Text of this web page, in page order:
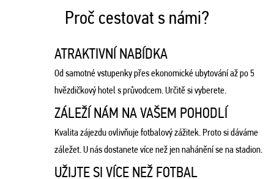
Proč cestovat s námi?
ATRAKTIVNÍ NABÍDKA
Od samotné vstupenky přes ekonomické ubytování až po 5
hvězdičkový hotel s průvodcem. Určitě si vyberete.
ZÁLEŽÍ NÁM NA VAŠEM POHODLÍ
Kvalita zájezdu ovlivňuje fotbalový zážitek. Proto si dáváme
záležet. U nás dostanete více než jen nahánění se na stadion.
UŽIJTE SI VÍCE NEŽ FOTBAL